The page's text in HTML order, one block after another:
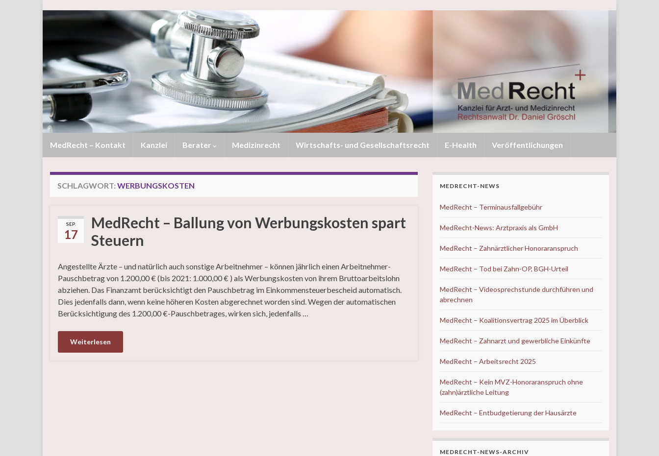
MedRecht – Kontakt Kanzlei Berater Medizinrecht Wirtschafts- und Gesellschaftsrecht E-Health Veröffentlichungen
SCHLAGWORT: WERBUNGSKOSTEN
SEP.
17
MedRecht – Ballung von Werbungskosten spart
Steuern
Angestellte Ärzte – und natürlich auch sonstige Arbeitnehmer – können jährlich einen Arbeitnehmer-
Pauschbetrag von 1.200,00 € (bis 2021: 1.000,00 € ) als Werbungskosten von ihrem Bruttoarbeitslohn
abziehen. Das Finanzamt berücksichtigt den Pauschbetrag im Einkommensteuerbescheid automatisch.
Dies jedenfalls dann, wenn keine höheren Kosten abgerechnet worden sind. Wegen der automatischen
Berücksichtigung des 1.200,00 €-Pauschbetrages, wirken sich, jedenfalls …
Weiterlesen
MEDRECHT-NEWS
MedRecht – Terminausfallgebühr
MedRecht-News: Arztpraxis als GmbH
MedRecht – Zahnärztlicher Honoraranspruch
MedRecht – Tod bei Zahn-OP, BGH-Urteil
MedRecht – Videosprechstunde durchführen und
abrechnen
MedRecht – Koalitionsvertrag 2025 im Überblick
MedRecht – Zahnarzt und gewerbliche Einkünfte
MedRecht – Arbeitsrecht 2025
MedRecht – Kein MVZ-Honoraranspruch ohne
(zahn)ärztliche Leitung
MedRecht – Entbudgetierung der Hausärzte
MEDRECHT-NEWS-ARCHIV